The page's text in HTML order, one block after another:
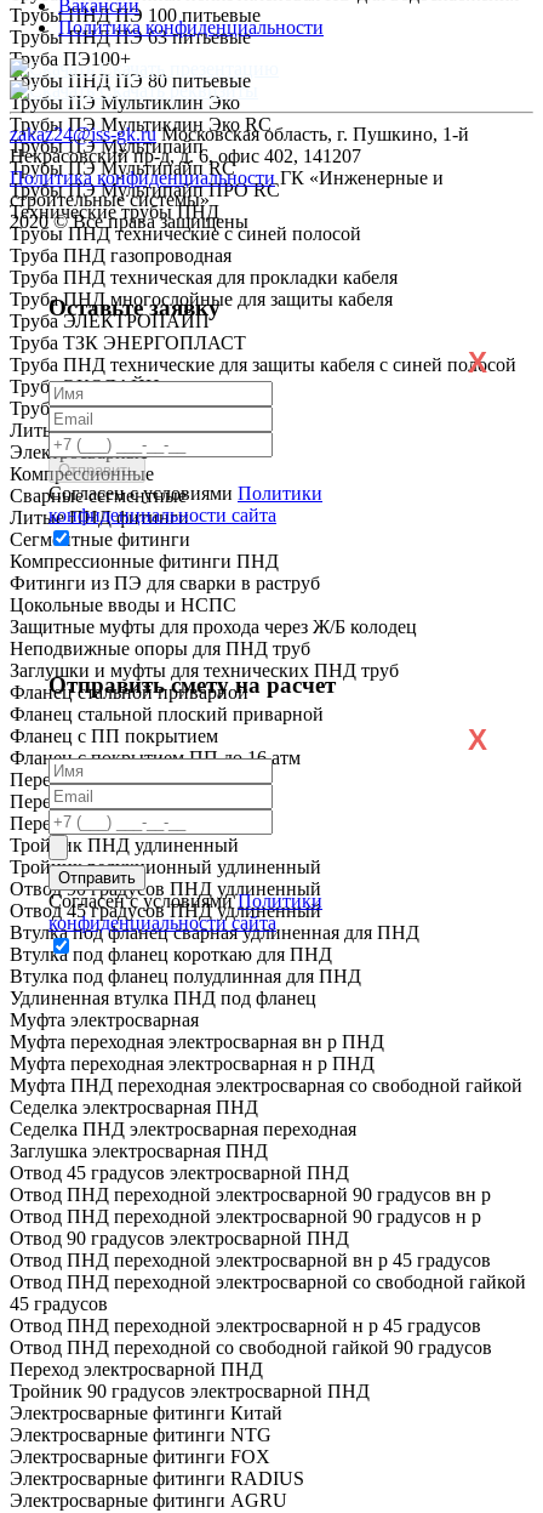
Трубы ПНД ПЭ 100 питьевые
Трубы ПНД ПЭ 63 питьевые
Труба ПЭ100+
Трубы ПНД ПЭ 80 питьевые
Трубы ПЭ Мультиклин Эко
Трубы ПЭ Мультиклин Эко RC
Трубы ПЭ Мультипайп
Трубы ПЭ Мультипайп RC
Трубы ПЭ Мультипайп ПРО RC
Технические трубы ПНД
Трубы ПНД технические с синей полосой
Труба ПНД газопроводная
Труба ПНД техническая для прокладки кабеля
Труба ПНД многослойные для защиты кабеля
Труба ЭЛЕКТРОПАЙП
Труба ТЗК ЭНЕРГОПЛАСТ
Труба ПНД технические для защиты кабеля с синей полосой
Труба ЭКОЛАЙН
Труба ГОСТ Р МЭК
Литые
Электросварные
Компрессионные
Сварные сегментные
Литые ПНД фитинги
Сегментные фитинги
Компрессионные фитинги ПНД
Фитинги из ПЭ для сварки в раструб
Цокольные вводы и НСПС
Защитные муфты для прохода через Ж/Б колодец
Неподвижные опоры для ПНД труб
Заглушки и муфты для технических ПНД труб
Фланец стальной приварной
Фланец стальной плоский приварной
Фланец с ПП покрытием
Фланец с покрытием ПП до 16 атм
Переход ПНД короткий
Переход ПНД удлиненный
Переход ПЭ сталь
Тройник ПНД удлиненный
Тройник редукционный удлиненный
Отвод 90 градусов ПНД удлиненный
Отвод 45 градусов ПНД удлиненный
Втулка под фланец сварная удлиненная для ПНД
Втулка под фланец короткаю для ПНД
Втулка под фланец полудлинная для ПНД
Удлиненная втулка ПНД под фланец
Муфта электросварная
Муфта переходная электросварная вн р ПНД
Муфта переходная электросварная н р ПНД
Муфта ПНД переходная электросварная со свободной гайкой
Седелка электросварная ПНД
Седелка ПНД электросварная переходная
Заглушка электросварная ПНД
Отвод 45 градусов электросварной ПНД
Отвод ПНД переходной электросварной 90 градусов вн р
Отвод ПНД переходной электросварной 90 градусов н р
Отвод 90 градусов электросварной ПНД
Отвод ПНД переходной электросварной вн р 45 градусов
Отвод ПНД переходной электросварной со свободной гайкой
45 градусов
Отвод ПНД переходной электросварной н р 45 градусов
Отвод ПНД переходной со свободной гайкой 90 градусов
Переход электросварной ПНД
Тройник 90 градусов электросварной ПНД
Электросварные фитинги Китай
Электросварные фитинги NTG
Электросварные фитинги FOX
Электросварные фитинги RADIUS
Электросварные фитинги AGRU
Вакансии
Политика конфиденциальности
Скачать презентацию
Скачать реквизиты
zakaz24@iss-gk.ru Московская область, г. Пушкино, 1-й
Некрасовский пр-д, д. 6, офис 402, 141207
Политика конфиденциальности ГК «Инженерные и
строительные системы»
2020 © Все права защищены
Оставьте заявку
X
Согласен с условиями Политики
конфиденциальности сайта
Отправить смету на расчет
X
Согласен с условиямиПолитики
конфиденциальности сайта